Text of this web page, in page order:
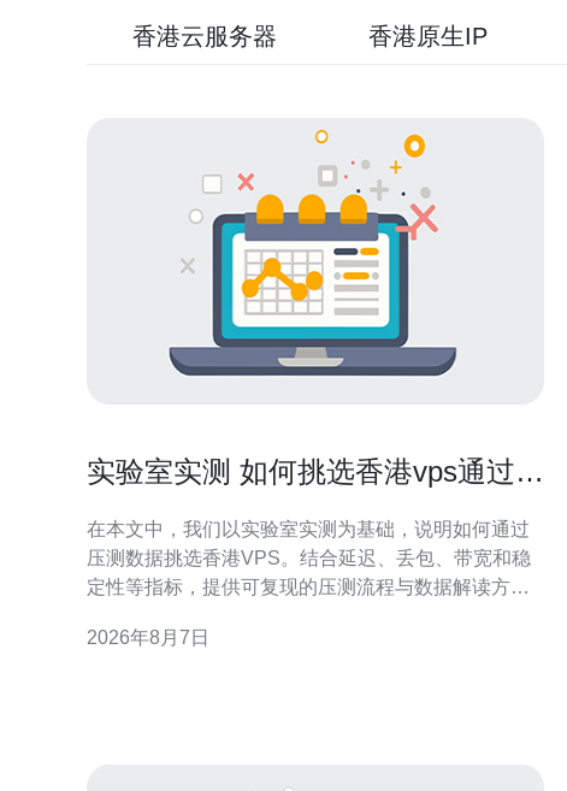
香港云服务器 香港原生IP
实验室实测 如何挑选香港vps通过压
在本文中，我们以实验室实测为基础，说明如何通过
压测数据挑选香港VPS。结合延迟、丢包、带宽和稳
定性等指标，提供可复现的压测流程与数据解读方
的决策。 为什么要用实验室实测挑选香港VPS 理论参
2026年8月7日